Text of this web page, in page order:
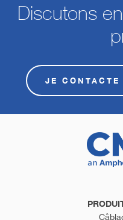
Discutons
JE